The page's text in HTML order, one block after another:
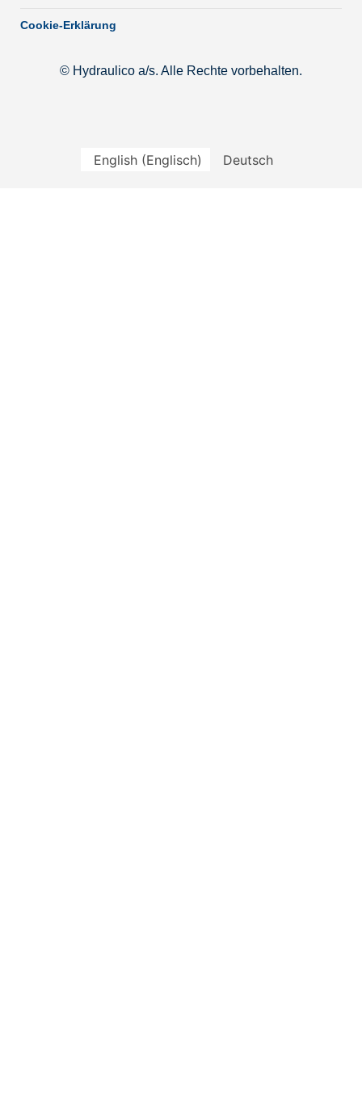
Cookie-Erklärung
© Hydraulico a/s. Alle Rechte vorbehalten.
English (Englisch) Deutsch